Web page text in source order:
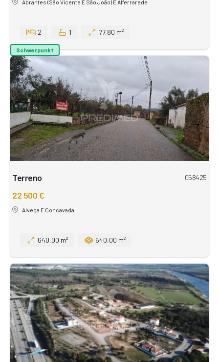
Abrantes (São Vicente E São João) E Alferrarede
2 1 77,80 m²
Schwerpunkt
Terreno 058425
22 500 €
Alvega E Concavada
640,00 m² 640,00 m²